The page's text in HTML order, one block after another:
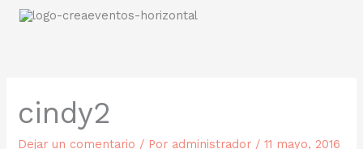
cindy2
Dejar un comentario / Por administrador /11 mayo, 2016